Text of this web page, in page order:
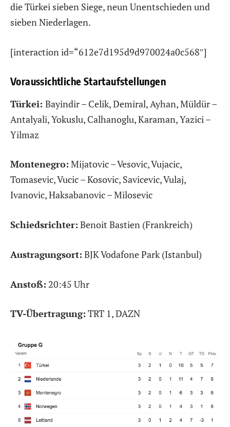
die Türkei sieben Siege, neun Unentschieden und
sieben Niederlagen.
[interaction id=“612e7d195d9d970024a0c568″]
Voraussichtliche Startaufstellungen
Türkei: Bayindir – Celik, Demiral, Ayhan, Müldür –
Antalyali, Yokuslu, Calhanoglu, Karaman, Yazici –
Yilmaz
Montenegro: Mijatovic – Vesovic, Vujacic,
Tomasevic, Vucic – Kosovic, Savicevic, Vulaj,
Ivanovic, Haksabanovic – Milosevic
Schiedsrichter: Benoit Bastien (Frankreich)
Austragungsort: BJK Vodafone Park (Istanbul)
Anstoß: 20:45 Uhr
TV-Übertragung: TRT 1, DAZN